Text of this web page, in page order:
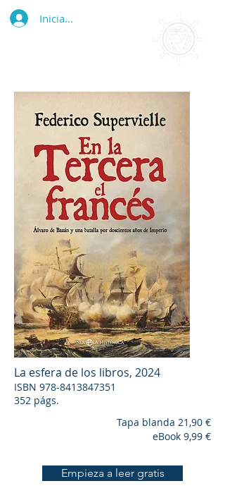
Iniciar sesión
La esfera de los libros, 2024
ISBN 978-8413847351
352 págs.
Tapa blanda 21,90 €
eBook 9,99 €
Empieza a leer gratis